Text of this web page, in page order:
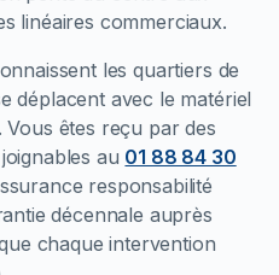
linéaires commerciaux.
les quartiers de
déplacent avec le matériel
êtes reçu par des
au 01 88 84 30
responsabilité
décennale auprès
chaque intervention